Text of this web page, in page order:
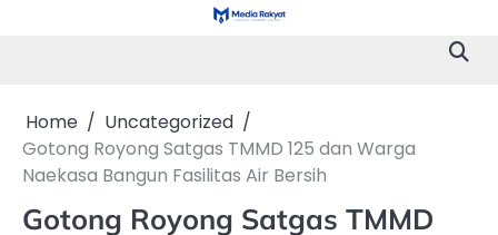
Home
Uncategorized
Gotong Royong Satgas TMMD 125 dan Warga
Naekasa Bangun Fasilitas Air Bersih
Gotong Royong Satgas TMMD